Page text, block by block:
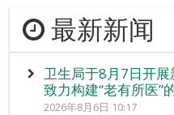
最新新闻
卫生局于8月7日开展
致力构建“老有所医”
2026年8月6日 10:17